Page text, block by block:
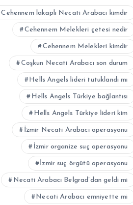
Cehennem lakaplı Necati Arabacı kimdir
Cehennem Melekleri çetesi nedir
Cehennem Melekleri kimdir
Coşkun Necati Arabacı son durum
Hells Angels lideri tutuklandı mı
Hells Angels Türkiye bağlantısı
Hells Angels Türkiye lideri kim
İzmir Necati Arabacı operasyonu
İzmir organize suç operasyonu
İzmir suç örgütü operasyonu
Necati Arabacı Belgrad’dan geldi mi
Necati Arabacı emniyette mi